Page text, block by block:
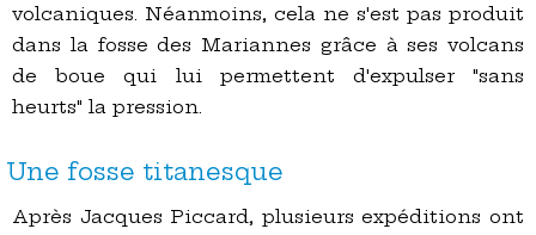
volcaniques. Néanmoins, cela ne s'est pas produit
dans la fosse des Mariannes grâce à ses volcans
de boue qui lui permettent d'expulser "sans
heurts" la pression.
Une fosse titanesque
Après Jacques Piccard, plusieurs expéditions ont